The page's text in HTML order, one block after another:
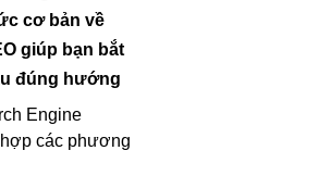
cơ bản về
giúp bạn bắt
đúng hướng
Engine
các phương